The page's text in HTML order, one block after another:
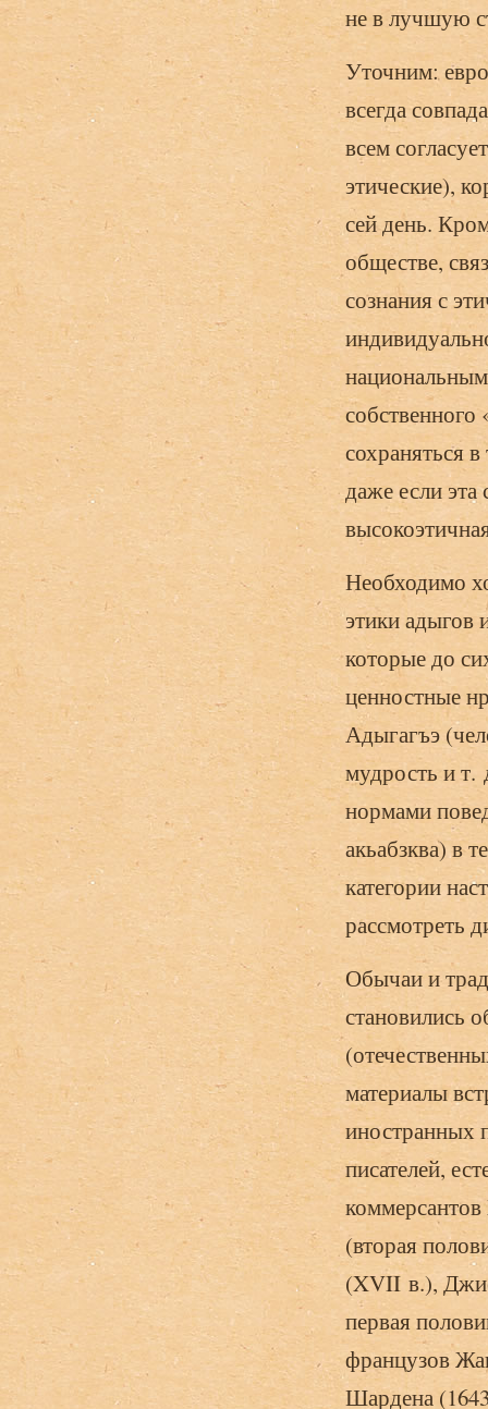
не в лучшую
Уточним:
всегда
всем
этические),
сей день.
обществе,
сознания с
сохраняться
даже если эта
Необходимо
этики адыгов
которые до
ценностные
Адыгагъэ
мудрость и т.
нормами
акьабзква) в
категории
рассмотреть
Обычаи и
становились
материалы
иностранных
писателей,
(вторая
(XVII в.),
первая
французов
Шардена